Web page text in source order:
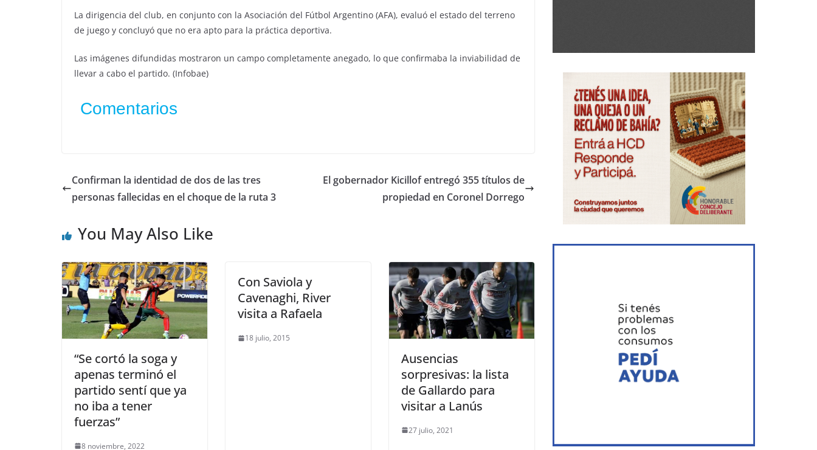
La dirigencia del club, en conjunto con la Asociación del Fútbol Argentino (AFA), evaluó el estado del terreno
de juego y concluyó que no era apto para la práctica deportiva.
Las imágenes difundidas mostraron un campo completamente anegado, lo que confirmaba la inviabilidad de
llevar a cabo el partido. (Infobae)
Comentarios
Confirman la identidad de dos de las tres
personas fallecidas en el choque de la ruta 3
El gobernador Kicillof entregó 355 títulos de
propiedad en Coronel Dorrego
You May Also Like
“Se cortó la soga y
apenas terminó el
partido sentí que ya
no iba a tener
fuerzas”
8 noviembre, 2022
Con Saviola y
Cavenaghi, River
visita a Rafaela
18 julio, 2015
Ausencias
sorpresivas: la lista
de Gallardo para
visitar a Lanús
27 julio, 2021